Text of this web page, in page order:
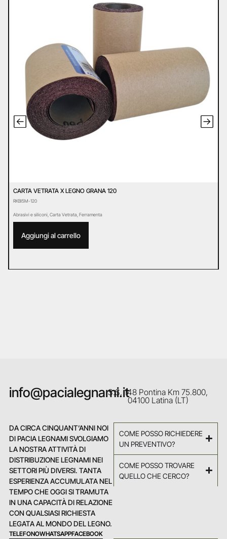
CARTA VETRATA X LEGNO GRANA 120
RKBI5M-120
Abrasivi e siliconi Carta Vetrata Ferramenta
Aggiungi al carrello
info@pacialegnami.itS.S. 148 Pontina Km 75.800,
04100 Latina (LT)
DA CIRCA CINQUANT’ANNI NOI
DI PACIA LEGNAMI SVOLGIAMO
LA NOSTRA ATTIVITÀ DI
DISTRIBUZIONE LEGNAMI NEI
SETTORI PIÙ DIVERSI. TANTA
ESPERIENZA ACCUMULATA NEL
TEMPO CHE OGGI SI TRAMUTA
IN UNA CAPACITÀ DI RELAZIONE
CON QUALSIASI RICHIESTA
LEGATA AL MONDO DEL LEGNO.
TELEFONOWHATSAPPFACEBOOK
COME POSSO RICHIEDERE
UN PREVENTIVO?
COME POSSO TROVARE
QUELLO CHE CERCO?